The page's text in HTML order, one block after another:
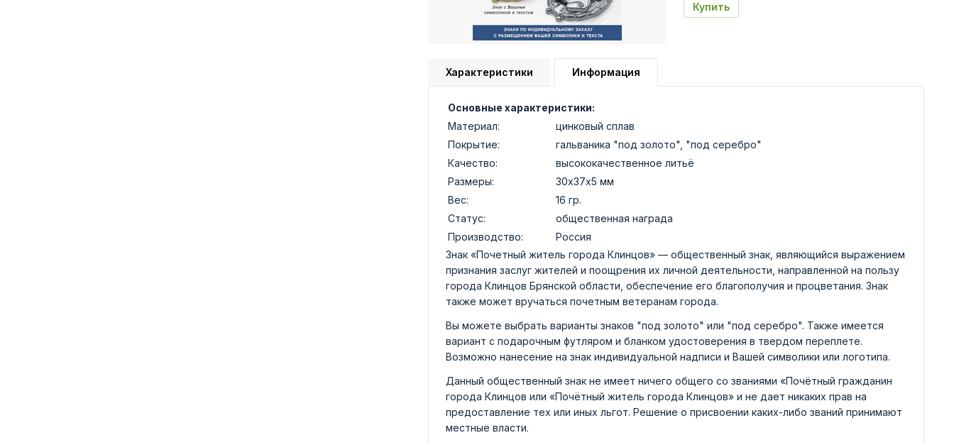
Купить
Характеристики Информация
Основные характеристики:
Материал:
цинковый сплав
Покрытие:
гальваника "под золото", "под серебро"
Качество:
высококачественное литьё
Размеры:
30х37х5 мм
Вес:
16 гр.
Статус:
общественная награда
Производство:
Россия
Знак «Почетный житель города Клинцов» — общественный знак, являющийся выражением
признания заслуг жителей и поощрения их личной деятельности, направленной на пользу
города Клинцов Брянской области, обеспечение его благополучия и процветания. Знак
также может вручаться почетным ветеранам города.
Вы можете выбрать варианты знаков "под золото" или "под серебро". Также имеется
вариант с подарочным футляром и бланком удостоверения в твердом переплете.
Возможно нанесение на знак индивидуальной надписи и Вашей символики или логотипа.
Данный общественный знак не имеет ничего общего со званиями «Почётный гражданин
города Клинцов или «Почётный житель города Клинцов» и не дает никаких прав на
предоставление тех или иных льгот. Решение о присвоении каких-либо званий принимают
местные власти.